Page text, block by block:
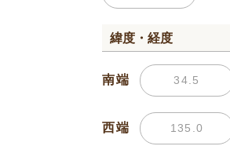
緯度・経度
南端
西端